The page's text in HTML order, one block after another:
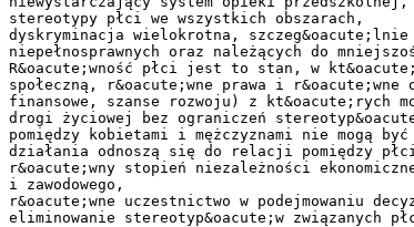
stereotypy płci we wszystkich obszarach,
dyskryminacja wielokrotna,
niepełnosprawnych oraz należących do
R&oacute;wność płci jest to stan, w
społeczną, r&oacute;wne prawa i
finansowe, szanse rozwoju) z kt&oacute;rych
drogi życiowej bez ograniczeń
pomiędzy kobietami i mężczyznami nie mogą
działania odnoszą się do relacji pomiędzy
r&oacute;wny stopień niezależności
i zawodowego,
r&oacute;wne uczestnictwo w podejmowaniu
eliminowanie stereotyp&oacute;w związanych